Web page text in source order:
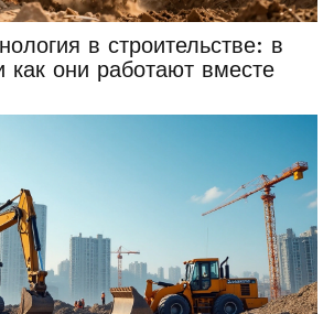
в строительстве: в
как они работают вместе